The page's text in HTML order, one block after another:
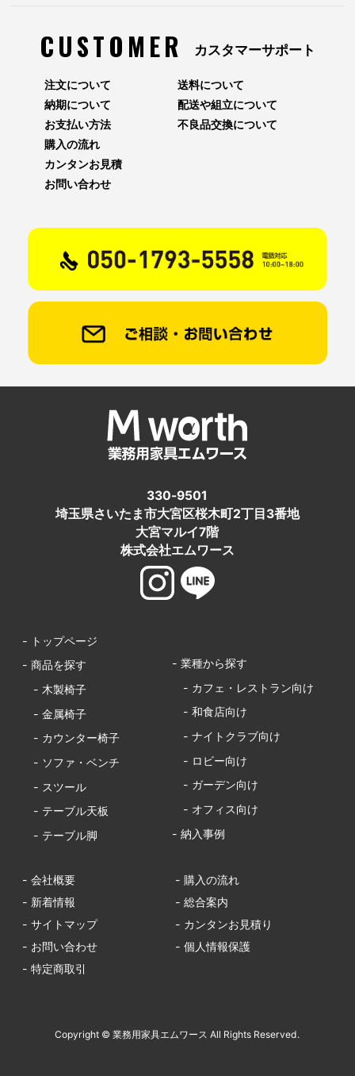
CUSTOMER カスタマーサポート
注文について
納期について
お支払い方法
送料について
配送や組立について
不良品交換について
購入の流れ
カンタンお見積
お問い合わせ
330-9501
埼玉県さいたま市大宮区桜木町2丁目3番地
大宮マルイ7階
株式会社エムワース
- トップページ
- 商品を探す
- 木製椅子
- 金属椅子
- カウンター椅子
- ソファ・ベンチ
- スツール
- テーブル天板
- テーブル脚
- 業種から探す
- カフェ・レストラン向け
- 和食店向け
- ナイトクラブ向け
- ロビー向け
- ガーデン向け
- オフィス向け
- 納入事例
- 会社概要
- 購入の流れ
- 新着情報
- 総合案内
- サイトマップ
- カンタンお見積り
- お問い合わせ
- 個人情報保護
- 特定商取引
Copyright © 業務用家具エムワース All Rights Reserved.